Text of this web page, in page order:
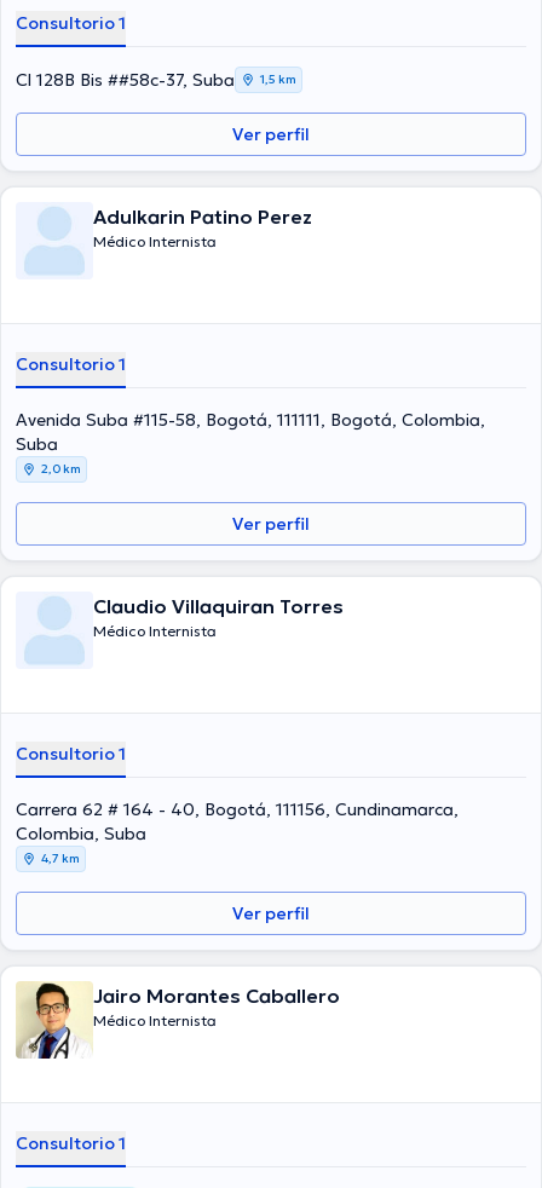
Consultorio 1
Cl 128B Bis ##58c-37, Suba 1,5 km
Ver perfil
Adulkarin Patino Perez
Médico Internista
Consultorio 1
Avenida Suba #115-58, Bogotá, 111111, Bogotá, Colombia,
Suba
2,0 km
Ver perfil
Claudio Villaquiran Torres
Médico Internista
Consultorio 1
Carrera 62 # 164 - 40, Bogotá, 111156, Cundinamarca,
Colombia, Suba
4,7 km
Ver perfil
Jairo Morantes Caballero
Médico Internista
Consultorio 1